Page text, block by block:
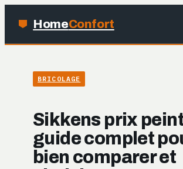
HomeConfort
JARDINAGE
DÉCO
BRICOLAGE
Sikkens prix
guide complet
bien comparer et